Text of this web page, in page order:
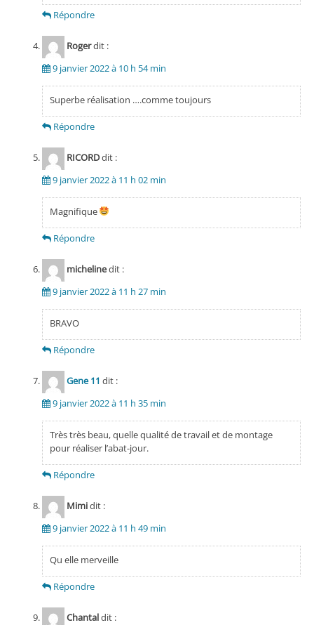
Répondre
Rogerdit :
9 janvier 2022 à 10 h 54 min
Superbe réalisation ….comme toujours
Répondre
RICORDdit :
9 janvier 2022 à 11 h 02 min
Magnifique
Répondre
michelinedit :
9 janvier 2022 à 11 h 27 min
BRAVO
Répondre
Gene 11 dit :
9 janvier 2022 à 11 h 35 min
Très très beau, quelle qualité de travail et de montage
pour réaliser l’abat-jour.
Répondre
Mimidit :
9 janvier 2022 à 11 h 49 min
Qu elle merveille
Répondre
Chantaldit :